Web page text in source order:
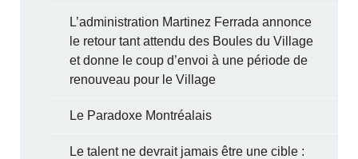
L’administration Martinez Ferrada annonce
le retour tant attendu des Boules du Village
et donne le coup d’envoi à une période de
renouveau pour le Village
Le Paradoxe Montréalais
Le talent ne devrait jamais être une cible :